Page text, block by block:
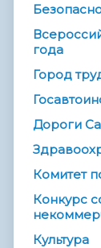
года
Город
Дороги
Комитет
Конкурс
Культура